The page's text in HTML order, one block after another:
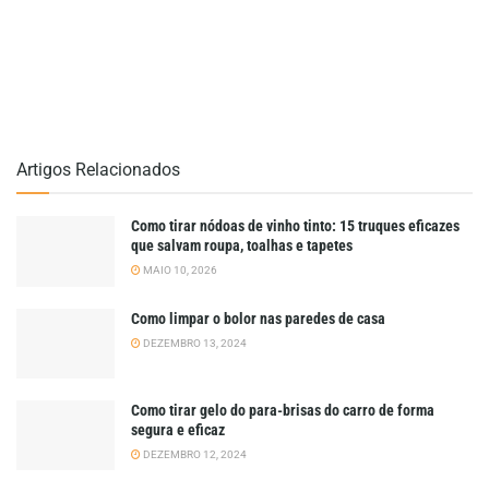
Artigos Relacionados
Como tirar nódoas de vinho tinto: 15 truques eficazes
que salvam roupa, toalhas e tapetes
MAIO 10, 2026
Como limpar o bolor nas paredes de casa
DEZEMBRO 13, 2024
Como tirar gelo do para-brisas do carro de forma
segura e eficaz
DEZEMBRO 12, 2024